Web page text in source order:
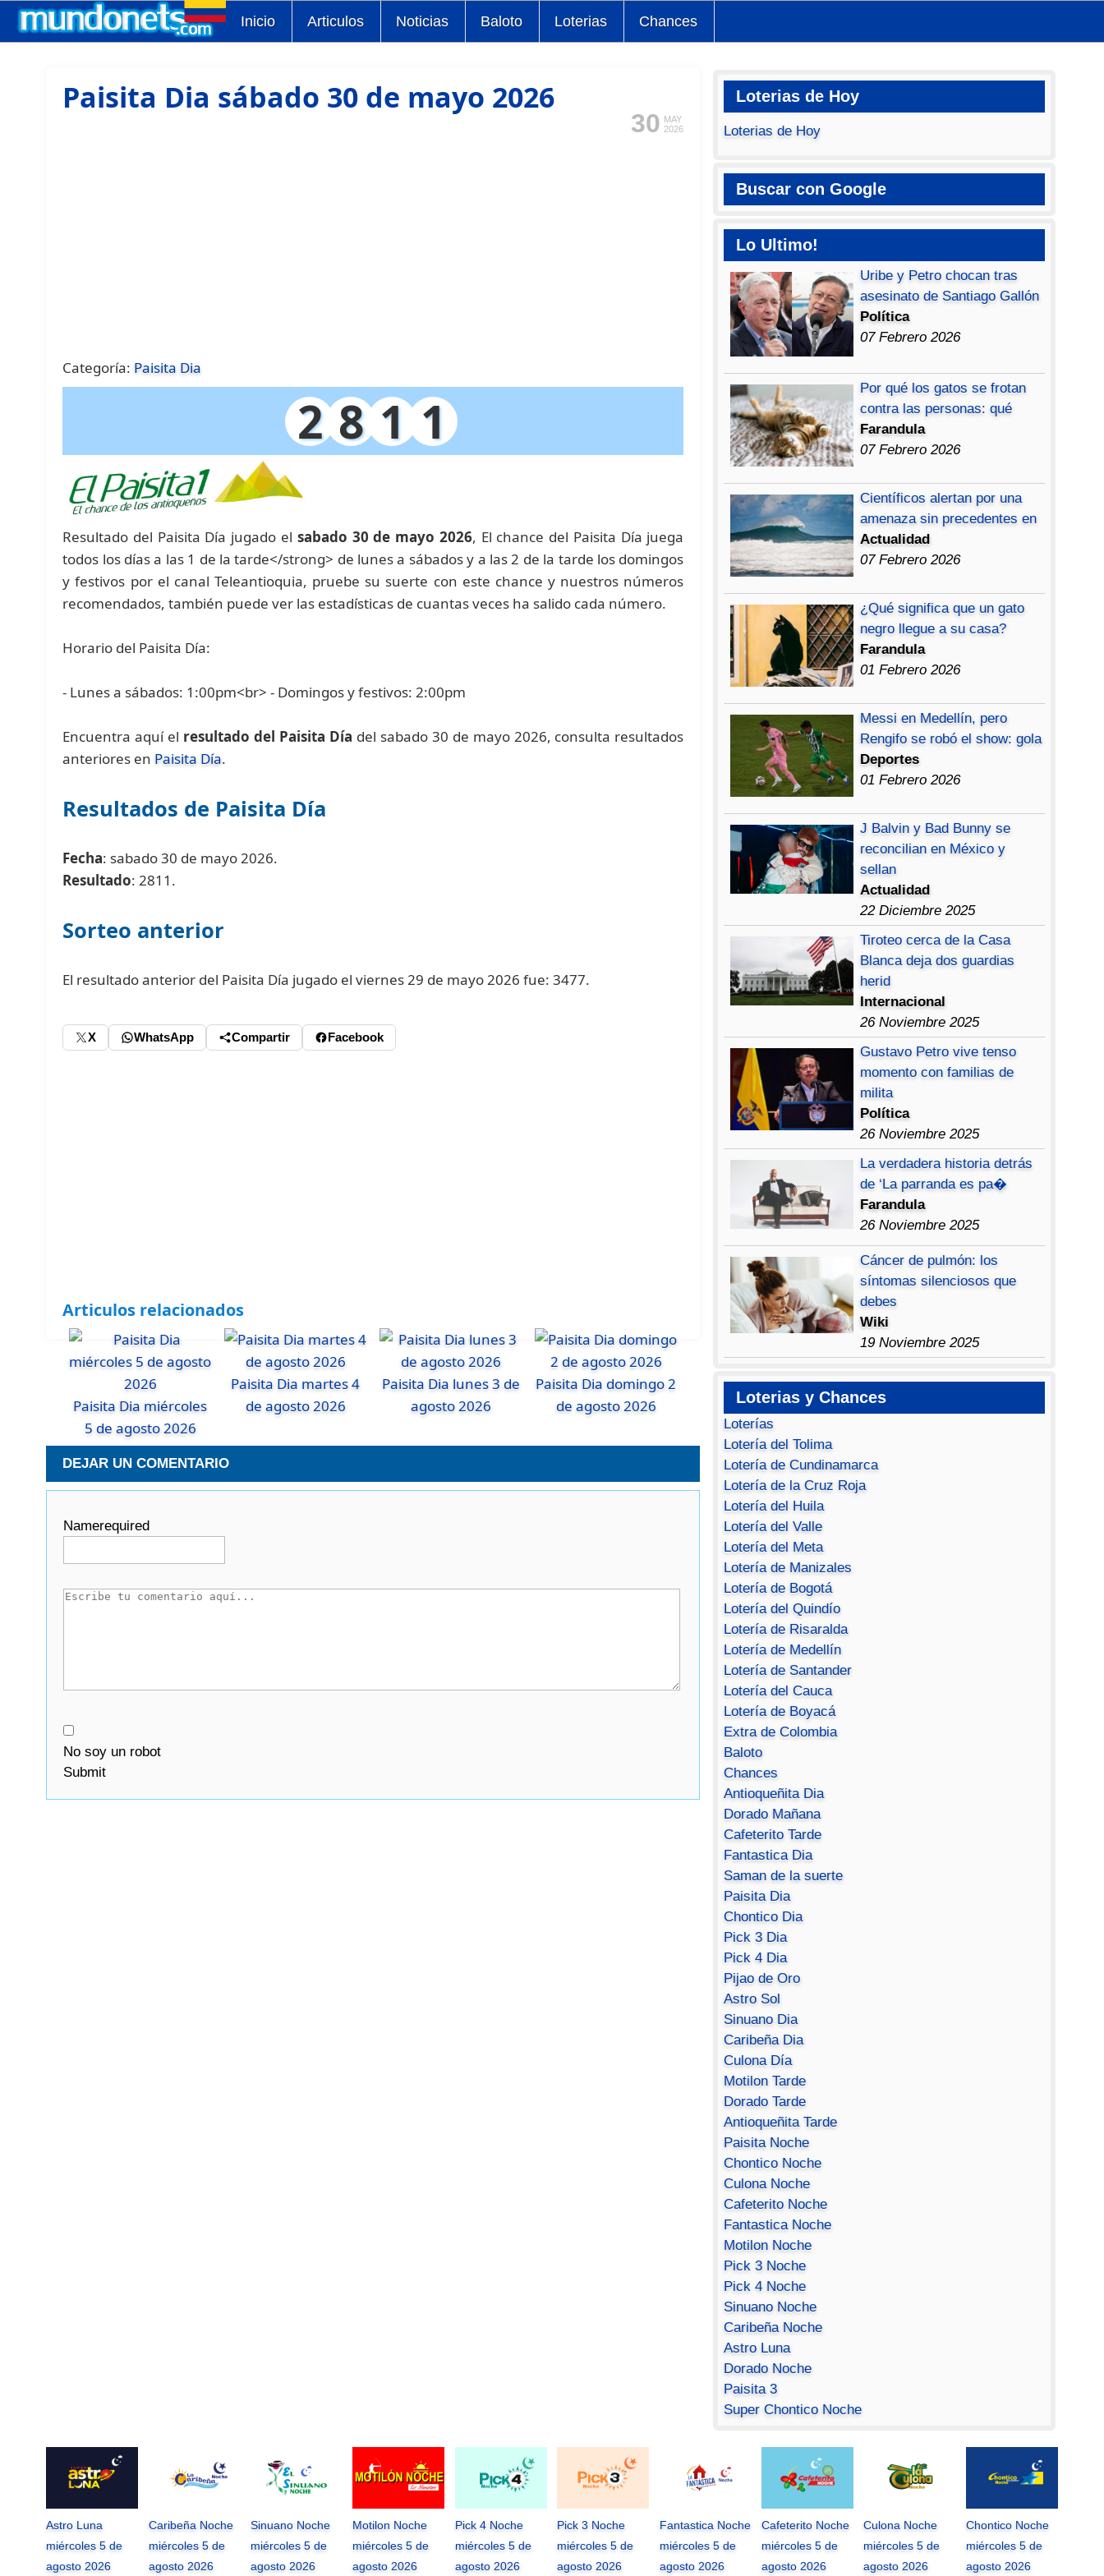
Inicio Articulos Noticias Baloto Loterias Chances
Paisita Dia sábado 30 de mayo 2026
30 MAY
2026
Categoría: Paisita Dia
2 8 1 1
Resultado del Paisita Día jugado el sabado 30 de mayo 2026, El chance del Paisita Día juega
todos los días a las 1 de la tarde</strong> de lunes a sábados y a las 2 de la tarde los domingos
y festivos por el canal Teleantioquia, pruebe su suerte con este chance y nuestros números
recomendados, también puede ver las estadísticas de cuantas veces ha salido cada número.
Horario del Paisita Día:
- Lunes a sábados: 1:00pm<br> - Domingos y festivos: 2:00pm
Encuentra aquí el resultado del Paisita Día del sabado 30 de mayo 2026, consulta resultados
anteriores en Paisita Día.
Resultados de Paisita Día
Fecha: sabado 30 de mayo 2026.
Resultado: 2811.
Sorteo anterior
El resultado anterior del Paisita Día jugado el viernes 29 de mayo 2026 fue: 3477.
X WhatsApp Compartir Facebook
Articulos relacionados
Paisita Dia miércoles
5 de agosto 2026
Paisita Dia martes 4
de agosto 2026
Paisita Dia lunes 3 de
agosto 2026
Paisita Dia domingo 2
de agosto 2026
DEJAR UN COMENTARIO
Namerequired
No soy un robot
Submit
Loterias de Hoy
Loterias de Hoy
Buscar con Google
Lo Ultimo!
Uribe y Petro chocan tras
asesinato de Santiago Gallón
Política
07 Febrero 2026
Por qué los gatos se frotan
contra las personas: qué
Farandula
07 Febrero 2026
Científicos alertan por una
amenaza sin precedentes en
Actualidad
07 Febrero 2026
¿Qué significa que un gato
negro llegue a su casa?
Farandula
01 Febrero 2026
Messi en Medellín, pero
Rengifo se robó el show: gola
Deportes
01 Febrero 2026
J Balvin y Bad Bunny se
reconcilian en México y
sellan
Actualidad
22 Diciembre 2025
Tiroteo cerca de la Casa
Blanca deja dos guardias
herid
Internacional
26 Noviembre 2025
Gustavo Petro vive tenso
momento con familias de
milita
Política
26 Noviembre 2025
La verdadera historia detrás
de ‘La parranda es pa�
Farandula
26 Noviembre 2025
Cáncer de pulmón: los
síntomas silenciosos que
debes
Wiki
19 Noviembre 2025
Loterias y Chances
Loterías
Lotería del Tolima
Lotería de Cundinamarca
Lotería de la Cruz Roja
Lotería del Huila
Lotería del Valle
Lotería del Meta
Lotería de Manizales
Lotería de Bogotá
Lotería del Quindío
Lotería de Risaralda
Lotería de Medellín
Lotería de Santander
Lotería del Cauca
Lotería de Boyacá
Extra de Colombia
Baloto
Chances
Antioqueñita Dia
Dorado Mañana
Cafeterito Tarde
Fantastica Dia
Saman de la suerte
Paisita Dia
Chontico Dia
Pick 3 Dia
Pick 4 Dia
Pijao de Oro
Astro Sol
Sinuano Dia
Caribeña Dia
Culona Día
Motilon Tarde
Dorado Tarde
Antioqueñita Tarde
Paisita Noche
Chontico Noche
Culona Noche
Cafeterito Noche
Fantastica Noche
Motilon Noche
Pick 3 Noche
Pick 4 Noche
Sinuano Noche
Caribeña Noche
Astro Luna
Dorado Noche
Paisita 3
Super Chontico Noche
Astro Luna
miércoles 5 de
agosto 2026
Caribeña Noche
miércoles 5 de
agosto 2026
Sinuano Noche
miércoles 5 de
agosto 2026
Motilon Noche
miércoles 5 de
agosto 2026
Pick 4 Noche
miércoles 5 de
agosto 2026
Pick 3 Noche
miércoles 5 de
agosto 2026
Fantastica Noche
miércoles 5 de
agosto 2026
Cafeterito Noche
miércoles 5 de
agosto 2026
Culona Noche
miércoles 5 de
agosto 2026
Chontico Noche
miércoles 5 de
agosto 2026